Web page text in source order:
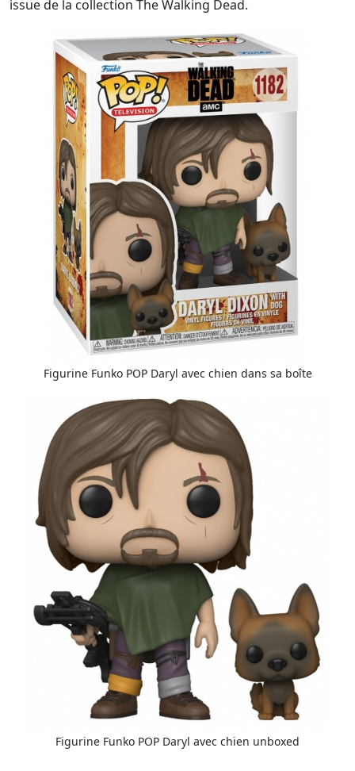
issue de la collection The Walking Dead.
Figurine Funko POP Daryl avec chien dans sa boîte
Figurine Funko POP Daryl avec chien unboxed